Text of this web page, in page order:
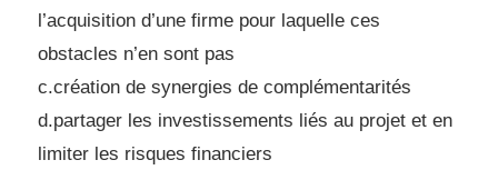
l’acquisition d’une firme pour laquelle ces
obstacles n’en sont pas
c.création de synergies de complémentarités
d.partager les investissements liés au projet et en
limiter les risques financiers